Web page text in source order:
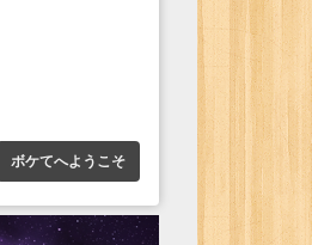
ボケてへようこそ